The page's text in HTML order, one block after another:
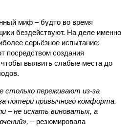
миф – будто во время
бездействуют. На деле именно
серьёзное испытание:
посредством создания
выявить слабые места до
столько переживают из-за
потери привычного комфорта.
– не искать виноватых, а
– резюмировала